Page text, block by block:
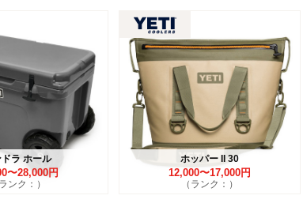
ドラ ホール
〜28,000円
ランク：）
ホッパー II 30
12,000〜17,000円
（ランク：）